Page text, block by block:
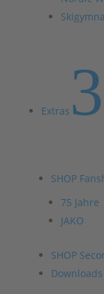
Extras 3
SHOP
75 Jahre
JAKO
SHOP
Downloads